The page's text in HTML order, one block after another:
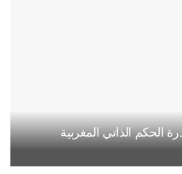
الحكم الذاتي المغربية